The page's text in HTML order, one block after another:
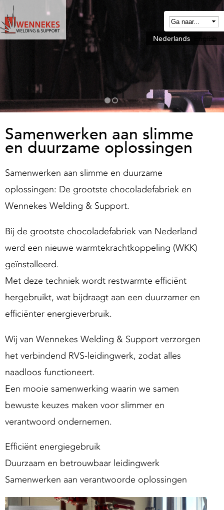
Overslaan
en
naar
algemene
Nederlands English
Samenwerken aan slimme
en duurzame oplossingen
Samenwerken aan slimme en duurzame
oplossingen: De grootste chocoladefabriek en
Wennekes Welding & Support.
Bij de grootste chocoladefabriek van Nederland
werd een nieuwe warmtekrachtkoppeling (WKK)
geïnstalleerd.
Met deze techniek wordt restwarmte efficiënt
hergebruikt, wat bijdraagt aan een duurzamer en
efficiënter energieverbruik.
Wij van Wennekes Welding & Support verzorgen
het verbindend RVS-leidingwerk, zodat alles
naadloos functioneert.
Een mooie samenwerking waarin we samen
bewuste keuzes maken voor slimmer en
verantwoord ondernemen.
Efficiënt energiegebruik
Duurzaam en betrouwbaar leidingwerk
Samenwerken aan verantwoorde oplossingen